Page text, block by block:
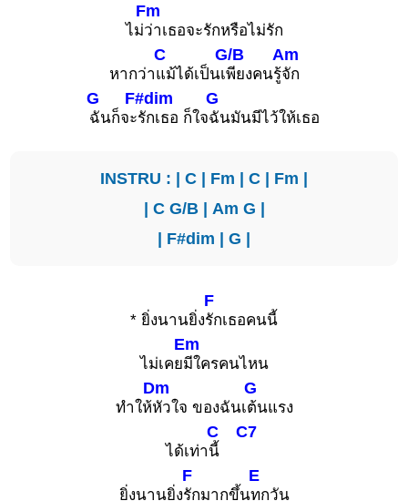
ไม่
Fm
ว่าเธอจะรักหรือไม่รัก
หากว่า
C
แม้ได้เป็นเ
G/B
พียงคนรู้
Am
จัก
G
ฉันก็จะ
F#dim
รักเธอ ก็ใจ
G
ฉันมันมีไว้ให้เธอ
INSTRU : | C | Fm | C | Fm |
| C G/B| Am G |
| F#dim | G |
* ยิ่งนานยิ่ง
F
รักเธอคนนี้
ไม่เคย
Em
มีใครคนไหน
ทำให้
Dm
หัวใจ ของฉันเ
G
ต้นแรง
ได้เท่า
C
นี้
C7
ยิ่งนานยิ่ง
F
รักมากขึ้น
E
ทุกวัน